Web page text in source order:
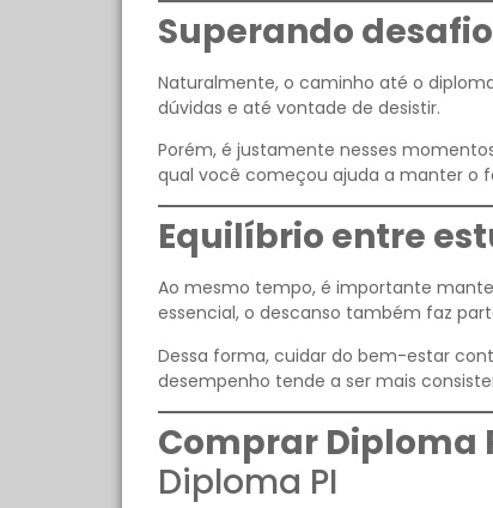
Superando
Naturalmente, o caminho até o
dúvidas e até vontade de desistir.
Porém, é justamente nesses
qual você começou ajuda a manter o
Equilíbrio entre
Ao mesmo tempo, é importante
essencial, o descanso também faz
Dessa forma, cuidar do bem-estar
desempenho tende a ser mais
Comprar Diploma
Diploma PI